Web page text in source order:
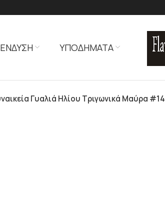
ΕΝΔΥΣΗ ΥΠΟΔΗΜΑΤΑ
Γυαλιά Ηλίου Τριγωνικά Μαύρα #14